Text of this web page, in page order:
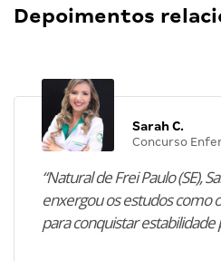
Depoimentos
Sarah C.
Concurso
“Natural de Frei Paulo (SE),
enxergou os estudos como
para conquistar estabilidade